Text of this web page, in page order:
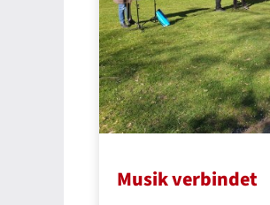
Musik verbindet